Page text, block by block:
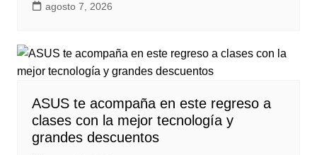
agosto 7, 2026
ASUS te acompaña en este regreso a
clases con la mejor tecnología y
grandes descuentos